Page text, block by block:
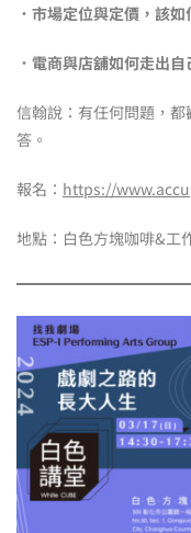
．市場定位與定價，該如
．電商與店舖如何走出
信翰說：有任何問題，
答。
報名： https://
地點：白色方塊咖啡&工